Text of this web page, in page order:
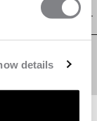
details
Sie exklusive